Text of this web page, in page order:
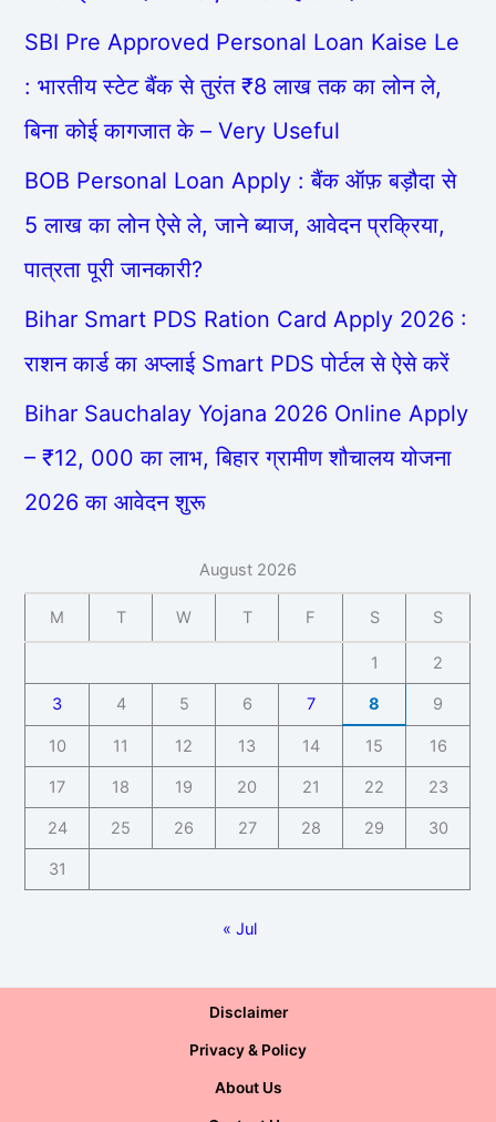
SBI Pre Approved Personal Loan Kaise Le
: भारतीय स्टेट बैंक से तुरंत ₹8 लाख तक का लोन ले,
बिना कोई कागजात के – Very Useful
BOB Personal Loan Apply : बैंक ऑफ़ बड़ौदा से
5 लाख का लोन ऐसे ले, जाने ब्याज, आवेदन प्रक्रिया,
पात्रता पूरी जानकारी?
Bihar Smart PDS Ration Card Apply 2026 :
राशन कार्ड का अप्लाई Smart PDS पोर्टल से ऐसे करें
Bihar Sauchalay Yojana 2026 Online Apply
– ₹12, 000 का लाभ, बिहार ग्रामीण शौचालय योजना
2026 का आवेदन शुरू
August 2026
M T W T F S S
1 2
3 4 5 6 7 8 9
10 11 12 13 14 15 16
17 18 19 20 21 22 23
24 25 26 27 28 29 30
31
« Jul
Disclaimer
Privacy & Policy
About Us